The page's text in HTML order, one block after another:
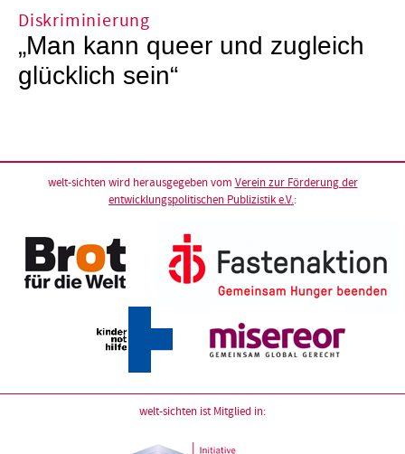
Diskriminierung
„Man kann queer und zugleich
glücklich sein“
welt-sichten wird herausgegeben vom Verein zur Förderung der
entwicklungspolitischen Publizistik e.V.:
welt-sichten ist Mitglied in: